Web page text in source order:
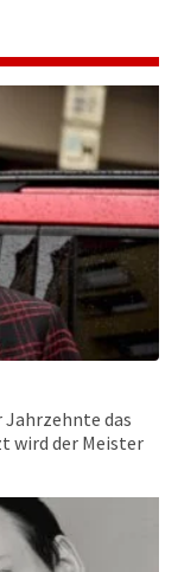
das
wird der Meister